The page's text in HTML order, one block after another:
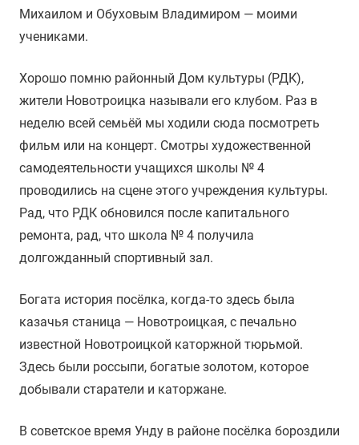
Михаилом и Обуховым Владимиром — моими
учениками.
Хорошо помню районный Дом культуры (РДК),
жители Новотроицка называли его клубом. Раз в
неделю всей семьёй мы ходили сюда посмотреть
фильм или на концерт. Смотры художественной
самодеятельности учащихся школы № 4
проводились на сцене этого учреждения культуры.
Рад, что РДК обновился после капитального
ремонта, рад, что школа № 4 получила
долгожданный спортивный зал.
Богата история посёлка, когда-то здесь была
казачья станица — Новотроицкая, с печально
известной Новотроицкой каторжной тюрьмой.
Здесь были россыпи, богатые золотом, которое
добывали старатели и каторжане.
В советское время Унду в районе посёлка бороздили